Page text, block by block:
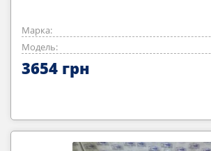
Марка:
Модель:
3654 грн